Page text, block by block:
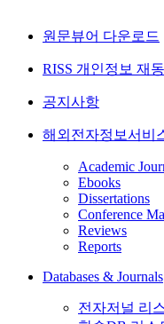
원문뷰어 다운로드
RISS 개인정보 재
공지사항
해외전자정보서비
Academic
Ebooks
Dissertations
Conference
Reviews
Reports
Databases & Journals
전자저널 리